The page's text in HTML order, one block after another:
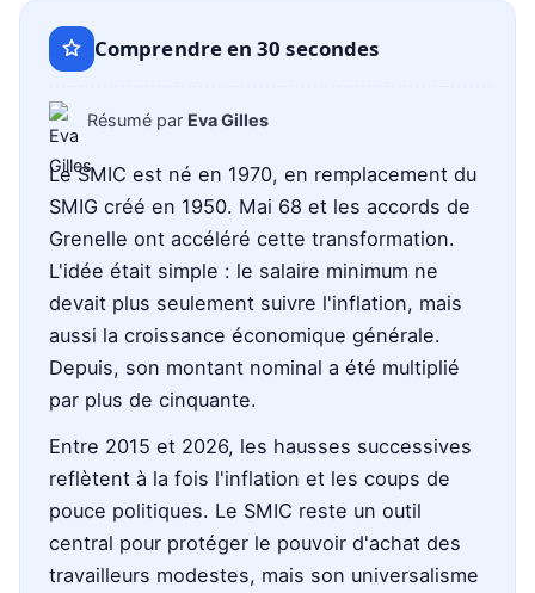
Comprendre en 30 secondes
Résumé par Eva Gilles
Le SMIC est né en 1970, en remplacement du
SMIG créé en 1950. Mai 68 et les accords de
Grenelle ont accéléré cette transformation.
L'idée était simple : le salaire minimum ne
devait plus seulement suivre l'inflation, mais
aussi la croissance économique générale.
Depuis, son montant nominal a été multiplié
par plus de cinquante.
Entre 2015 et 2026, les hausses successives
reflètent à la fois l'inflation et les coups de
pouce politiques. Le SMIC reste un outil
central pour protéger le pouvoir d'achat des
travailleurs modestes, mais son universalisme